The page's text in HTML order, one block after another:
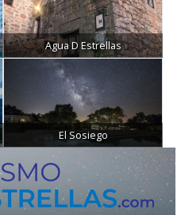
Agua D Estrellas
El Sosiego